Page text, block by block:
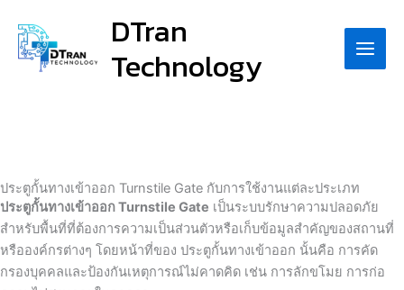
content
DTran
Technology
ประตูกั้นทางเข้าออก Turnstile Gate กับการใช้งานแต่ละประเภท
ประตูกั้นทางเข้าออก Turnstile Gate เป็นระบบรักษาความปลอดภัย
สำหรับพื้นที่ที่ต้องการความเป็นส่วนตัวหรือเก็บข้อมูลสำคัญของสถานที่
หรือองค์กรต่างๆ โดยหน้าที่ของ ประตูกั้นทางเข้าออก นั้นคือ การคัด
กรองบุคคลและป้องกันเหตุการณ์ไม่คาดคิด เช่น การลักขโมย การก่อ